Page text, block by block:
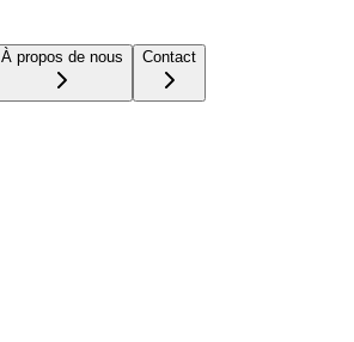
À propos de nous Contact